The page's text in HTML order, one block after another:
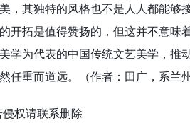
，其独特的风格也不是人人都能够
开拓是值得赞扬的，但这并不意味
学为代表的中国传统文艺美学，推
任重而道远。（作者：田广，系兰
权请联系删除